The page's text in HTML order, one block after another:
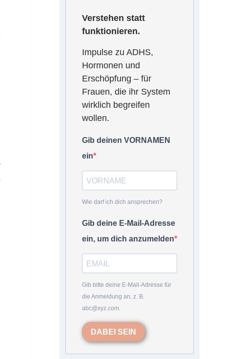
Verstehen statt
funktionieren.
Impulse zu ADHS,
Hormonen und
Erschöpfung – für
Frauen, die ihr System
wirklich begreifen
wollen.
Gib deinen VORNAMEN
ein
Wie darf ich dich ansprechen?
Gib deine E-Mail-Adresse
ein, um dich anzumelden
Gib bitte deine E-Mail-Adresse für
die Anmeldung an, z. B.
abc@xyz.com.
DABEI SEIN